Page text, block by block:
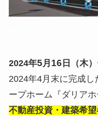
2024年5 月 16 日（木
2024年4月末に完成
ープホーム『ダリアホ
不動産投資・建築希